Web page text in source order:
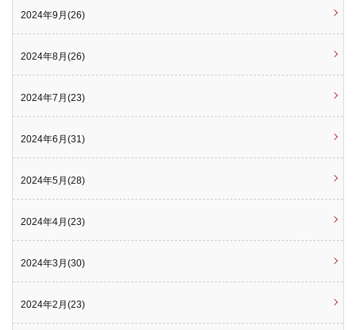
2024年9月(26)
2024年8月(26)
2024年7月(23)
2024年6月(31)
2024年5月(28)
2024年4月(23)
2024年3月(30)
2024年2月(23)